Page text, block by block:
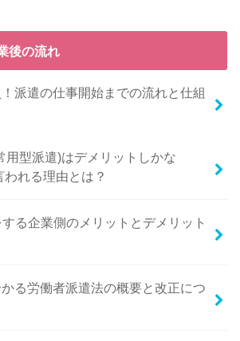
後の流れ
派遣の仕事開始までの流れと仕組
用型派遣)はデメリットしかな
れる理由とは？
る企業側のメリットとデメリット
る労働者派遣法の概要と改正につ